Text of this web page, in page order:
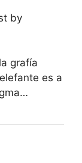
by
grafía
es a